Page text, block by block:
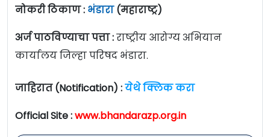
नोकरी ठिकाण : भंडारा(महाराष्ट्र)
अर्ज पाठविण्याचा पत्ता :राष्ट्रीय आरोग्य अभियान
कार्यालय जिल्हा परिषद भंडारा.
जाहिरात (Notification) :येथे क्लिक करा
Official Site :www.bhandarazp.org.in